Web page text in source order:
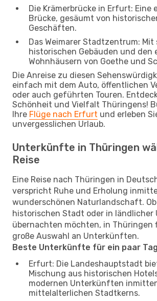
Die Krämerbrücke in Erfurt: Eine
Brücke, gesäumt von
Geschäften.
Das Weimarer Stadtzentrum: Mit
historischen Gebäuden und den
Wohnhäusern von Goethe und
Die Anreise zu diesen
einfach mit dem Auto, öffentlichen
oder auch geführten Touren.
Schönheit und Vielfalt Thüringens!
Ihre Flüge nach Erfurt und erleben
unvergesslichen Urlaub.
Unterkünfte in Thüringen
Reise
Eine Reise nach Thüringen in
verspricht Ruhe und Erholung
wunderschönen Naturlandschaft.
historischen Stadt oder in ländlicher
übernachten möchten, in Thüringen
große Auswahl an Unterkünften.
Beste Unterkünfte für ein paar
Erfurt: Die Landeshauptstadt
Mischung aus historischen
modernen Unterkünften
mittelalterlichen Stadtkerns.